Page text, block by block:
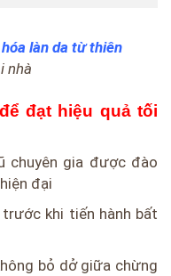
làn da từ thiên
nhà
đạt hiệu quả tối
chuyên gia được đào
đại
khi tiến hành bất
bỏ dở giữa chừng